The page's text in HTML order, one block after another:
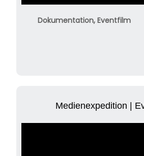
Dokumentation, Eventfilm
Medienexpedition |